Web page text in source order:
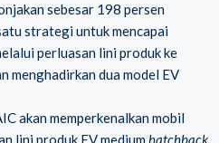
sebesar 198 persen
strategi untuk mencapai
perluasan lini produk ke
menghadirkan dua model EV
akan memperkenalkan mobil
lini produk EV mediumhatchback,